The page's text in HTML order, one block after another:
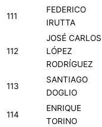
111
FEDERICO
IRUTTA
112
JOSÉ CARLOS
LÓPEZ
RODRÍGUEZ
113
SANTIAGO
DOGLIO
114
ENRIQUE
TORINO